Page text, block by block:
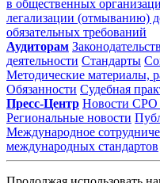
в общественных
легализации (отмыванию)
обязательных требований
Аудиторам
деятельности Стандарты
Методические материалы,
Обязанности Судебная
Пресс-Центр Новости
Региональные новости
Международное
международных стандартов